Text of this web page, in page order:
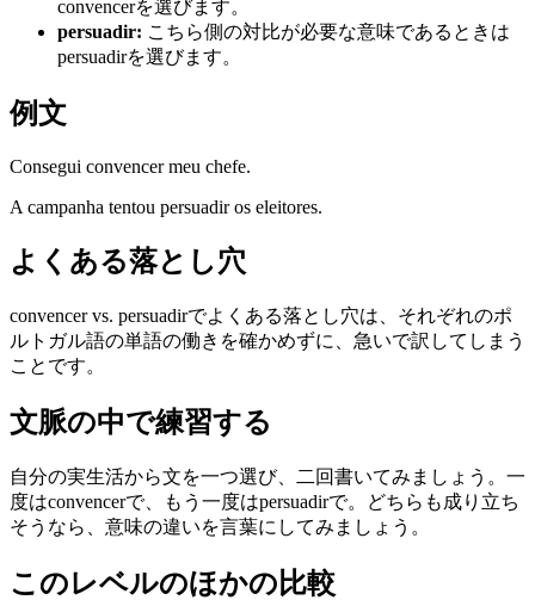
convencerを選びます。
persuadir: こちら側の対比が必要な意味であるときは
persuadirを選びます。
例文
Consegui convencer meu chefe.
A campanha tentou persuadir os eleitores.
よくある落とし穴
convencer vs. persuadirでよくある落とし穴は、それぞれのポ
ルトガル語の単語の働きを確かめずに、急いで訳してしまう
ことです。
文脈の中で練習する
自分の実生活から文を一つ選び、二回書いてみましょう。一
度はconvencerで、もう一度はpersuadirで。どちらも成り立ち
そうなら、意味の違いを言葉にしてみましょう。
このレベルのほかの比較